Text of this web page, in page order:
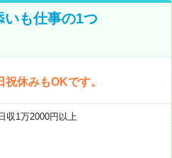
いも仕事の1つ
休みもOKです。
1万2000円以上